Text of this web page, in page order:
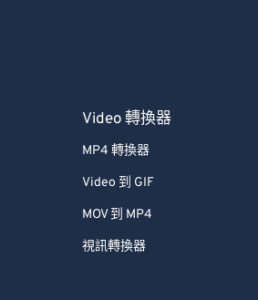
Video 轉換器
MP4 轉換器
Video 到 GIF
MOV 到 MP4
視訊轉換器